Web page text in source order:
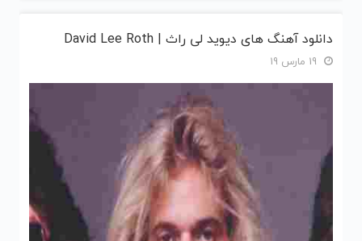
دانلود آهنگ های دیوید لی راث | David Lee Roth